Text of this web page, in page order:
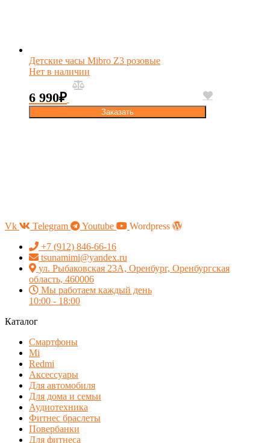
Детские часы Mibro Z3 розовые
Нет в наличии
6 990₽
Заказать
Vk Telegram Youtube
Wordpress
+7 (912) 846-66-16
tsunamimi@yandex.ru
ул. Рыбаковская 23А, Оренбург, Оренбургская
область, 460006
Мы работаем каждый день
10:00 - 18:00
Каталог
Смартфоны
Mi
Redmi
Аксессуары
Для автомобиля
Для дома и семьи
Аудиотехника
Фитнес браслеты
Повербанки
Для фитнеса